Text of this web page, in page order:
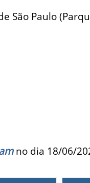
São Paulo
no dia 18/06/